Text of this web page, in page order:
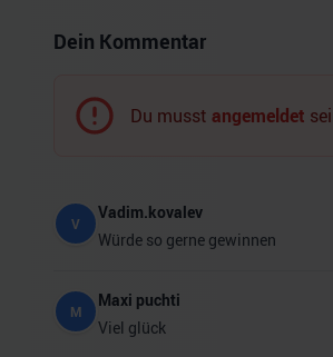
Dein Kommentar
Du musst angemeldet
V
Vadim.kovalev
Würde so gerne gewinnen
M
Maxi puchti
Viel glück